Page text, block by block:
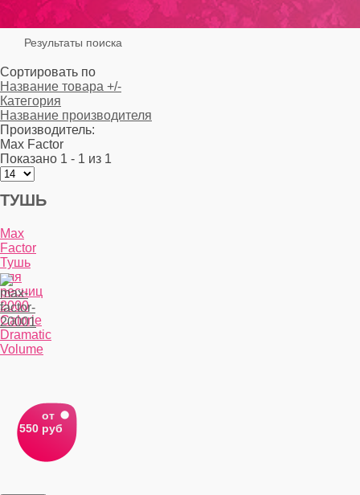
Результаты поиска
Сортировать по
Название товара +/-
Категория
Название производителя
Производитель:
Max Factor
Показано 1 - 1 из 1
ТУШЬ
Max
Factor
Тушь
для
ресниц
2000
Calorie
Dramatic
Volume
от
550 руб